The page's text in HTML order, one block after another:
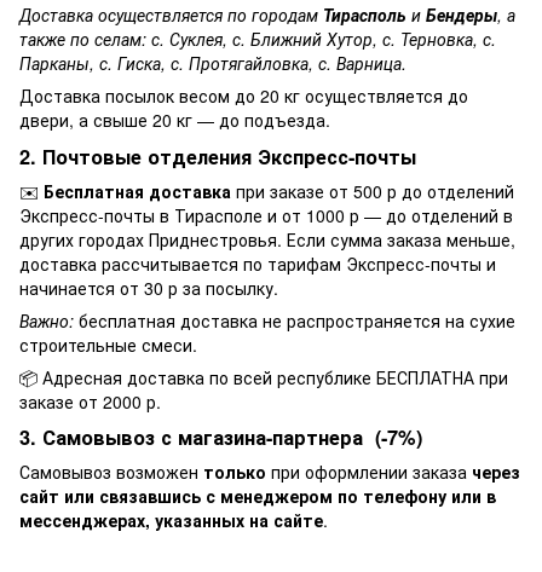
Доставка осуществляется по городам Тирасполь и Бендеры, а
также по селам: с. Суклея, с. Ближний Хутор, с. Терновка, с.
Парканы, с. Гиска, с. Протягайловка, с. Варница.
Доставка посылок весом до 20 кг осуществляется до
двери, а свыше 20 кг — до подъезда.
2. Почтовые отделения Экспресс-почты
✉️ Бесплатная доставка при заказе от 500 р до отделений
Экспресс-почты в Тирасполе и от 1000 р — до отделений в
других городах Приднестровья. Если сумма заказа меньше,
доставка рассчитывается по тарифам Экспресс-почты и
начинается от 30 р за посылку.
Важно: бесплатная доставка не распространяется на сухие
строительные смеси.
📦 Адресная доставка по всей республике БЕСПЛАТНА при
заказе от 2000 р.
3. Самовывоз с магазина-партнера (-7%)
Самовывоз возможен только при оформлении заказа через
сайт или связавшись с менеджером по телефону или в
мессенджерах, указанных на сайте.